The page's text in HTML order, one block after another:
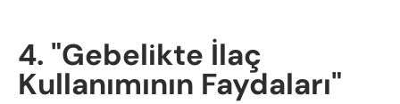
4. "Gebelikte İlaç
Kullanımının Faydaları"